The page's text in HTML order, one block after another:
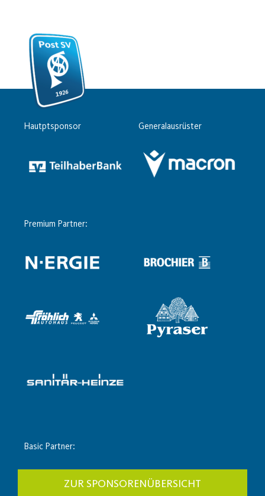
Hautptsponsor Generalausrüster
Premium Partner:
Basic Partner:
ZUR SPONSORENÜBERSICHT